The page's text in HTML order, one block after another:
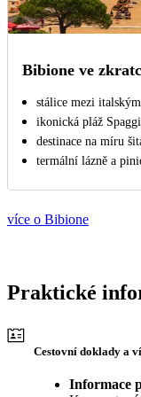
Bibione ve
stálice mezi
ikonická pláž
destinace na míru
termální lázně a
více o Bibione
Praktické
Cestovní doklady a
Informace